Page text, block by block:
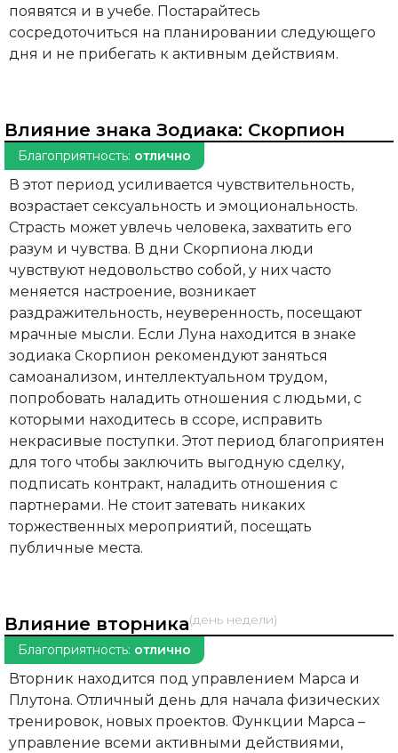
появятся и в учебе. Постарайтесь
сосредоточиться на планировании следующего
дня и не прибегать к активным действиям.
Влияние знака Зодиака: Скорпион
Благоприятность: отлично
В этот период усиливается чувствительность,
возрастает сексуальность и эмоциональность.
Страсть может увлечь человека, захватить его
разум и чувства. В дни Скорпиона люди
чувствуют недовольство собой, у них часто
меняется настроение, возникает
раздражительность, неуверенность, посещают
мрачные мысли. Если Луна находится в знаке
зодиака Скорпион рекомендуют заняться
самоанализом, интеллектуальном трудом,
попробовать наладить отношения с людьми, с
которыми находитесь в ссоре, исправить
некрасивые поступки. Этот период благоприятен
для того чтобы заключить выгодную сделку,
подписать контракт, наладить отношения с
партнерами. Не стоит затевать никаких
торжественных мероприятий, посещать
публичные места.
Влияние вторника(день недели)
Благоприятность: отлично
Вторник находится под управлением Марса и
Плутона. Отличный день для начала физических
тренировок, новых проектов. Функции Марса –
управление всеми активными действиями,